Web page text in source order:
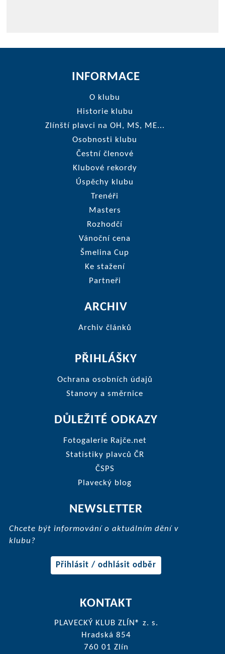
INFORMACE
O klubu
Historie klubu
Zlínští plavci na OH, MS, ME...
Osobnosti klubu
Čestní členové
Klubové rekordy
Úspěchy klubu
Trenéři
Masters
Rozhodčí
Vánoční cena
Šmelina Cup
Ke stažení
Partneři
ARCHIV
Archiv článků
PŘIHLÁŠKY
Ochrana osobních údajů
Stanovy a směrnice
DŮLEŽITÉ ODKAZY
Fotogalerie Rajče.net
Statistiky plavců ČR
ČSPS
Plavecký blog
NEWSLETTER
Chcete být informování o aktuálním dění v
klubu?
Přihlásit / odhlásit odběr
KONTAKT
PLAVECKÝ KLUB ZLÍN® z. s.
Hradská 854
760 01 Zlín